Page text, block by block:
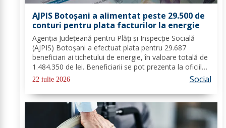
AJPIS Botoșani a alimentat peste 29.500 de
conturi pentru plata facturilor la energie
Agenția Județeană pentru Plăți și Inspecție Socială
(AJPIS) Botoșani a efectuat plata pentru 29.687
beneficiari ai tichetului de energie, în valoare totală de
1.484.350 de lei. Beneficiarii se pot prezenta la oficiile
poștale cu factura pentru a utiliza suma la plata
22 iulie 2026 Social